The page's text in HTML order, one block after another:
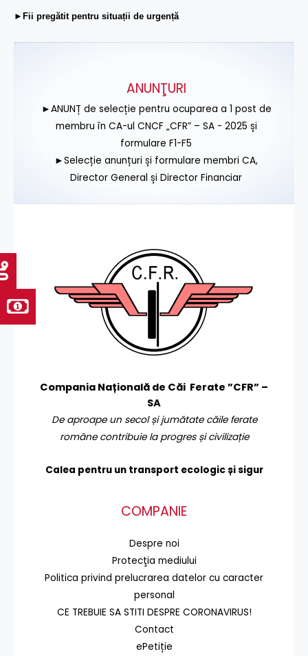
►Fii pregătit pentru situații de urgență
ANUNŢURI
►ANUNȚ de selecție pentru ocuparea a 1 post de
membru în CA-ul CNCF „CFR” – SA - 2025 și
formulare F1-F5
►Selecție anunțuri și formulare membri CA,
Director General și Director Financiar
Compania Națională de Căi Ferate ”CFR” –
SA
De aproape un secol și jumătate căile ferate
române contribuie la progres și civilizație
Calea pentru un transport ecologic și sigur
COMPANIE
Despre noi
Protecţia mediului
Politica privind prelucrarea datelor cu caracter
personal
CE TREBUIE SA STITI DESPRE CORONAVIRUS!
Contact
ePetiție